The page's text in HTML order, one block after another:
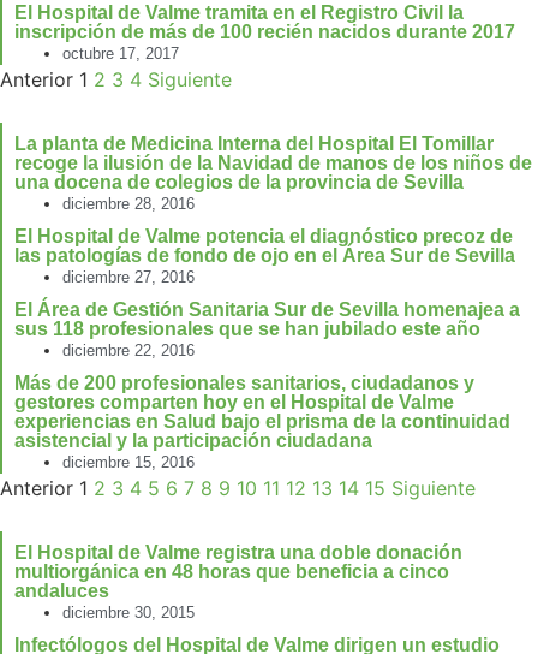
El Hospital de Valme tramita en el Registro Civil la
inscripción de más de 100 recién nacidos durante 2017
octubre 17, 2017
Anterior 1 2 3 4 Siguiente
La planta de Medicina Interna del Hospital El Tomillar
recoge la ilusión de la Navidad de manos de los niños de
una docena de colegios de la provincia de Sevilla
diciembre 28, 2016
El Hospital de Valme potencia el diagnóstico precoz de
las patologías de fondo de ojo en el Área Sur de Sevilla
diciembre 27, 2016
El Área de Gestión Sanitaria Sur de Sevilla homenajea a
sus 118 profesionales que se han jubilado este año
diciembre 22, 2016
Más de 200 profesionales sanitarios, ciudadanos y
gestores comparten hoy en el Hospital de Valme
experiencias en Salud bajo el prisma de la continuidad
asistencial y la participación ciudadana
diciembre 15, 2016
Anterior 1 2 3 4 5 6 7 8 9 10 11 12 13 14 15 Siguiente
El Hospital de Valme registra una doble donación
multiorgánica en 48 horas que beneficia a cinco
andaluces
diciembre 30, 2015
Infectólogos del Hospital de Valme dirigen un estudio